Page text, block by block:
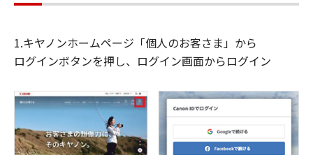
1.キヤノンホームページ「個人のお客さま」から
ログインボタンを押し、ログイン画面からログイン